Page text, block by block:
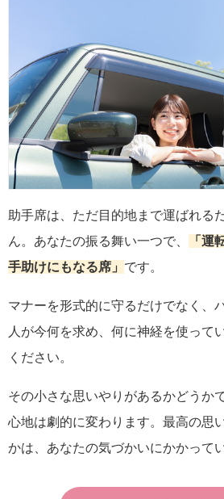
助手席は、ただ目的地まで運ばれる
ん。あなたの振る舞い一つで、
「運
手助けにもなる席」 です。
マナーを形式的に守るだけでなく、
人が今何を求め、何に神経を使って
ください。
その小さな思いやりがあるかどうか
心地は劇的に変わります。最高の思
かは、あなたの気づかいにかかって